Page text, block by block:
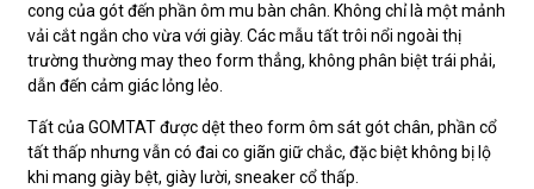
cong của gót đến phần ôm mu bàn chân. Không chỉ là một mảnh
vải cắt ngắn cho vừa với giày. Các mẫu tất trôi nổi ngoài thị
trường thường may theo form thẳng, không phân biệt trái phải,
dẫn đến cảm giác lỏng lẻo.
Tất của GOMTAT được dệt theo form ôm sát gót chân, phần cổ
tất thấp nhưng vẫn có đai co giãn giữ chắc, đặc biệt không bị lộ
khi mang giày bệt, giày lười, sneaker cổ thấp.